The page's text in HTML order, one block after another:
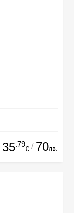
35.79
€ / 70лв.